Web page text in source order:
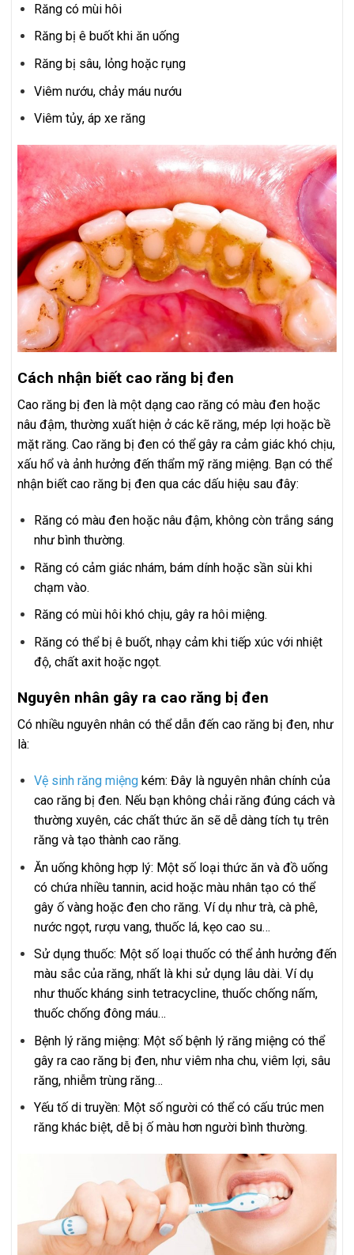
Răng có mùi hôi
Răng bị ê buốt khi ăn uống
Răng bị sâu, lỏng hoặc rụng
Viêm nướu, chảy máu nướu
Viêm tủy, áp xe răng
Cách nhận biết cao răng bị đen
Cao răng bị đen là một dạng cao răng có màu đen hoặc
nâu đậm, thường xuất hiện ở các kẽ răng, mép lợi hoặc bề
mặt răng. Cao răng bị đen có thể gây ra cảm giác khó chịu,
xấu hổ và ảnh hưởng đến thẩm mỹ răng miệng. Bạn có thể
nhận biết cao răng bị đen qua các dấu hiệu sau đây:
Răng có màu đen hoặc nâu đậm, không còn trắng sáng
như bình thường.
Răng có cảm giác nhám, bám dính hoặc sần sùi khi
chạm vào.
Răng có mùi hôi khó chịu, gây ra hôi miệng.
Răng có thể bị ê buốt, nhạy cảm khi tiếp xúc với nhiệt
độ, chất axit hoặc ngọt.
Nguyên nhân gây ra cao răng bị đen
Có nhiều nguyên nhân có thể dẫn đến cao răng bị đen, như
là:
Vệ sinh răng miệngkém: Đây là nguyên nhân chính của
cao răng bị đen. Nếu bạn không chải răng đúng cách và
thường xuyên, các chất thức ăn sẽ dễ dàng tích tụ trên
răng và tạo thành cao răng.
Ăn uống không hợp lý: Một số loại thức ăn và đồ uống
có chứa nhiều tannin, acid hoặc màu nhân tạo có thể
gây ố vàng hoặc đen cho răng. Ví dụ như trà, cà phê,
nước ngọt, rượu vang, thuốc lá, kẹo cao su…
Sử dụng thuốc: Một số loại thuốc có thể ảnh hưởng đến
màu sắc của răng, nhất là khi sử dụng lâu dài. Ví dụ
như thuốc kháng sinh tetracycline, thuốc chống nấm,
thuốc chống đông máu…
Bệnh lý răng miệng: Một số bệnh lý răng miệng có thể
gây ra cao răng bị đen, như viêm nha chu, viêm lợi, sâu
răng, nhiễm trùng răng…
Yếu tố di truyền: Một số người có thể có cấu trúc men
răng khác biệt, dễ bị ố màu hơn người bình thường.